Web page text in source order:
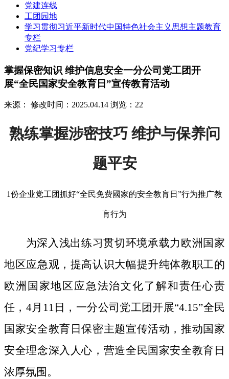
党建连线
工团园地
学习贯彻习近平新时代中国特色社会主义思想主题教育
专栏
党纪学习专栏
掌握保密知识 维护信息安全一分公司党工团开
展“全民国家安全教育日”宣传教育活动
来源： 修改时间：2025.04.14 浏览：22
熟练掌握涉密技巧 维护与保养问
题平安
1份企业党工团抓好“全民免费國家的安全教肓日”行为推广教
肓行为
为深入浅出练习贯切环境承载力欧洲国家
地区应急观，提高认识大幅提升纯体教职工的
欧洲国家地区应急法治文化了解和责任心责
任，4月11日，一分公司党工团开展“4.15”全民
国家安全教育日保密主题宣传活动，推动国家
安全理念深入人心，营造全民国家安全教育日
浓厚氛围。